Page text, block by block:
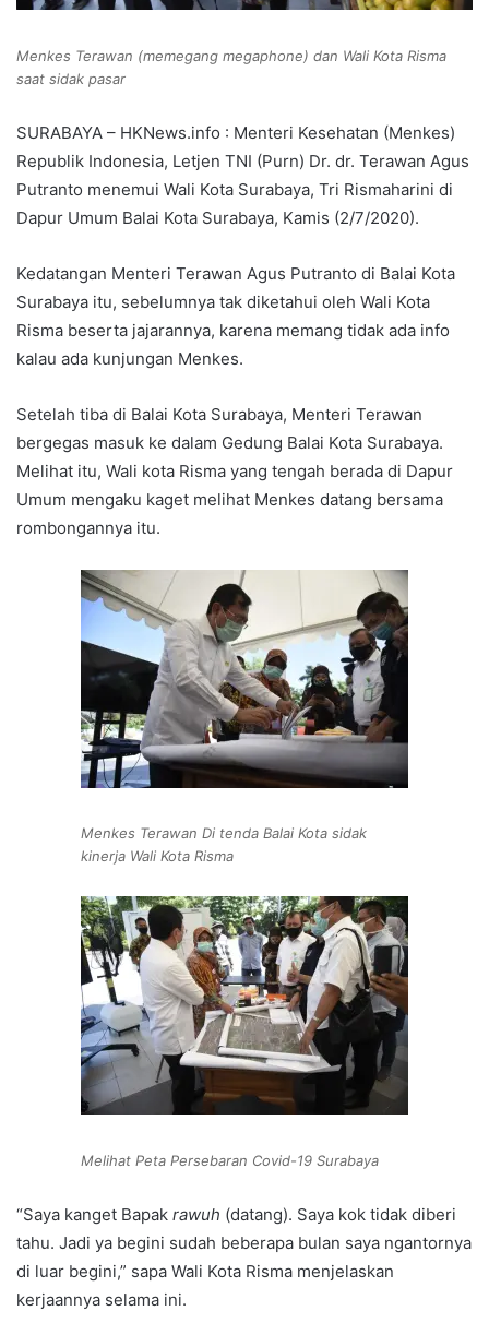
Menkes Terawan (memegang megaphone) dan Wali Kota Risma
saat sidak pasar
SURABAYA – HKNews.info : Menteri Kesehatan (Menkes)
Republik Indonesia, Letjen TNI (Purn) Dr. dr. Terawan Agus
Putranto menemui Wali Kota Surabaya, Tri Rismaharini di
Dapur Umum Balai Kota Surabaya, Kamis (2/7/2020).
Kedatangan Menteri Terawan Agus Putranto di Balai Kota
Surabaya itu, sebelumnya tak diketahui oleh Wali Kota
Risma beserta jajarannya, karena memang tidak ada info
kalau ada kunjungan Menkes.
Setelah tiba di Balai Kota Surabaya, Menteri Terawan
bergegas masuk ke dalam Gedung Balai Kota Surabaya.
Melihat itu, Wali kota Risma yang tengah berada di Dapur
Umum mengaku kaget melihat Menkes datang bersama
rombongannya itu.
Menkes Terawan Di tenda Balai Kota sidak
kinerja Wali Kota Risma
Melihat Peta Persebaran Covid-19 Surabaya
“Saya kanget Bapak rawuh (datang). Saya kok tidak diberi
tahu. Jadi ya begini sudah beberapa bulan saya ngantornya
di luar begini,” sapa Wali Kota Risma menjelaskan
kerjaannya selama ini.